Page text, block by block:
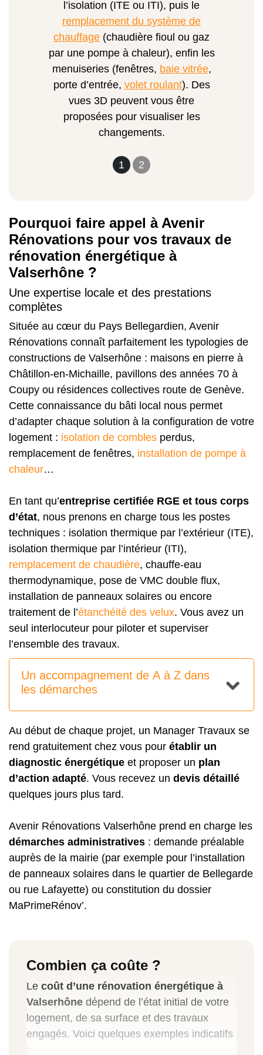
1 2
l’isolation (ITE ou ITI), puis le
remplacement du système de
chauffage (chaudière fioul ou gaz
par une pompe à chaleur), enfin les
menuiseries (fenêtres, baie vitrée,
porte d’entrée, volet roulant). Des
vues 3D peuvent vous être
proposées pour visualiser les
changements.
Pourquoi faire appel à Avenir
Rénovations pour vos travaux de
rénovation énergétique à
Valserhône ?
Une expertise locale et des prestations
complètes
Située au cœur du Pays Bellegardien, Avenir
Rénovations connaît parfaitement les typologies de
constructions de Valserhône : maisons en pierre à
Châtillon-en-Michaille, pavillons des années 70 à
Coupy ou résidences collectives route de Genève.
Cette connaissance du bâti local nous permet
d’adapter chaque solution à la configuration de votre
logement : isolation de combles perdus,
remplacement de fenêtres, installation de pompe à
chaleur…
En tant qu’entreprise certifiée RGE et tous corps
d’état, nous prenons en charge tous les postes
techniques : isolation thermique par l’extérieur (ITE),
isolation thermique par l’intérieur (ITI),
remplacement de chaudière, chauffe-eau
thermodynamique, pose de VMC double flux,
installation de panneaux solaires ou encore
traitement de l’étanchéité des velux. Vous avez un
seul interlocuteur pour piloter et superviser
l’ensemble des travaux.
Un accompagnement de A à Z dans
les démarches
Au début de chaque projet, un Manager Travaux se
rend gratuitement chez vous pour établir un
diagnostic énergétique et proposer un plan
d’action adapté. Vous recevez un devis détaillé
quelques jours plus tard.
Avenir Rénovations Valserhône prend en charge les
démarches administratives : demande préalable
auprès de la mairie (par exemple pour l’installation
de panneaux solaires dans le quartier de Bellegarde
ou rue Lafayette) ou constitution du dossier
MaPrimeRénov’.
Combien ça coûte ?
Le coût d’une rénovation énergétique à
Valserhône dépend de l’état initial de votre
logement, de sa surface et des travaux
engagés. Voici quelques exemples indicatifs
: